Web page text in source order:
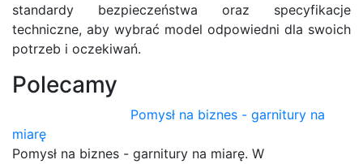
standardy bezpieczeństwa oraz specyfikacje
techniczne, aby wybrać model odpowiedni dla swoich
potrzeb i oczekiwań.
Polecamy
Pomysł na biznes - garnitury na
miarę
Pomysł na biznes - garnitury na miarę. W